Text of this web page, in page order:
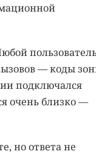
— коды
подключался
очень близко —
но ответа не